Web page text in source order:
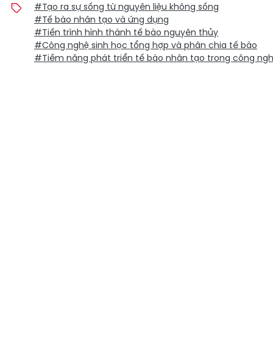
#Tạo ra sự sống từ nguyên liệu không sống
#Tế bào nhân tạo và ứng dụng
#Tiến trình hình thành tế bào nguyên thủy
#Công nghệ sinh học tổng hợp và phân chia tế bào
#Tiềm năng phát triển tế bào nhân tạo trong công